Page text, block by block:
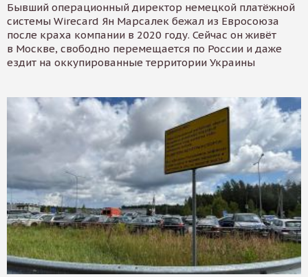
Бывший операционный директор немецкой платёжной
системы Wirecard Ян Марсалек бежал из Евросоюза
после краха компании в 2020 году. Сейчас он живёт
в Москве, свободно перемещается по России и даже
ездит на оккупированные территории Украины